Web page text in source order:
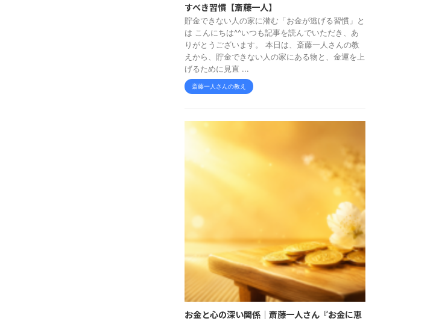
すべき習慣【斎藤一人】
貯金できない人の家に潜む「お金が逃げる習慣」と
は こんにちは^^いつも記事を読んでいただき、あ
りがとうございます。 本日は、斎藤一人さんの教
えから、貯金できない人の家にある物と、金運を上
げるために見直 ...
斎藤一人さんの教え
お金と心の深い関係｜斎藤一人さん『お金に恵